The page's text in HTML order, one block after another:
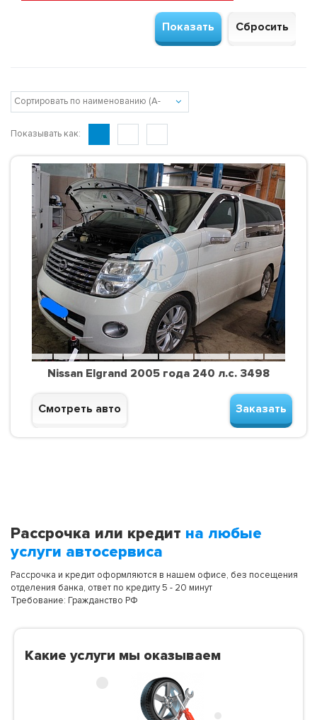
Показывать как:
Nissan Elgrand 2005 года 240 л.с. 3498
Смотреть авто Заказать
Рассрочка или кредит на любые
услуги автосервиса
Рассрочка и кредит оформляются в нашем офисе, без посещения
отделения банка, ответ по кредиту 5 - 20 минут
Требование: Гражданство РФ
Какие услуги мы оказываем